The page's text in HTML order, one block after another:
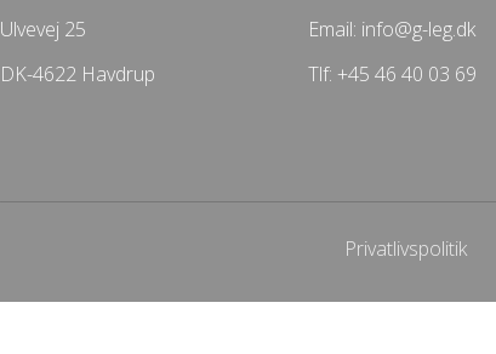
Ulvevej 25
DK-4622 Havdrup
Email: info@g-leg.dk
Tlf: +45 46 40 03 69
Privatlivspolitik